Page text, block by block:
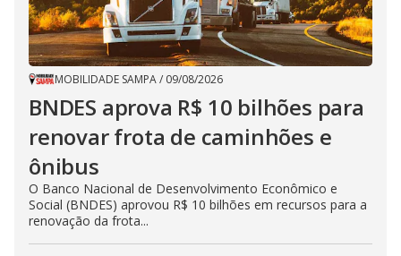
MOBILIDADE SAMPA/ 09/08/2026
BNDES aprova R$ 10 bilhões para
renovar frota de caminhões e
ônibus
O Banco Nacional de Desenvolvimento Econômico e
Social (BNDES) aprovou R$ 10 bilhões em recursos para a
renovação da frota...